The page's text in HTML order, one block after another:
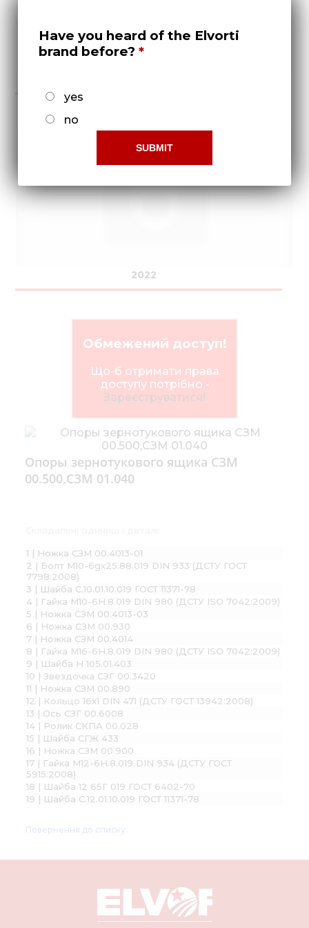
2022
Обмежений доступ!
Що-б отримати права
доступу потрібно -
Зареєструватися!
Опоры зернотукового ящика СЗМ
00.500,СЗМ 01.040
1 | Ножка СЗМ 00.4013-01
2 | Болт М10-6gх25.88.019 DIN 933 (ДСТУ ГОСТ
7798:2008)
3 | Шайба С.10.01.10.019 ГОСТ 11371-78
4 | Гайка М10-6H.8.019 DIN 980 (ДСТУ ISO 7042:2009)
5 | Ножка СЗМ 00.4013-03
6 | Ножка СЗМ 00.930
7 | Ножка СЗМ 00.4014
8 | Гайка М16-6H.8.019 DIN 980 (ДСТУ ISO 7042:2009)
9 | Шайба Н 105.01.403
10 | Звездочка СЗГ 00.3420
11 | Ножка СЗМ 00.890
12 | Кольцо 16х1 DIN 471 (ДСТУ ГОСТ 13942:2008)
13 | Ось СЗГ 00.6008
14 | Ролик СКПА 00.028
15 | Шайба СГЖ 433
16 | Ножка СЗМ 00.900
17 | Гайка М12-6H.8.019 DIN 934 (ДСТУ ГОСТ
5915:2008)
18 | Шайба 12 65Г 019 ГОСТ 6402-70
19 | Шайба С.12.01.10.019 ГОСТ 11371-78
Повернення до списку
Have you heard of the Elvorti
brand before?
yes
no